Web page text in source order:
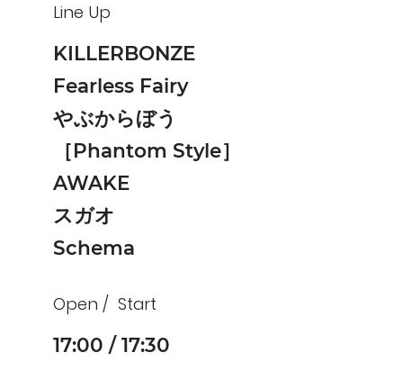
Line Up
KILLERBONZE
Fearless Fairy
やぶからぼう
［Phantom Style］
AWAKE
スガオ
Schema
Open Start
17:00 17:30